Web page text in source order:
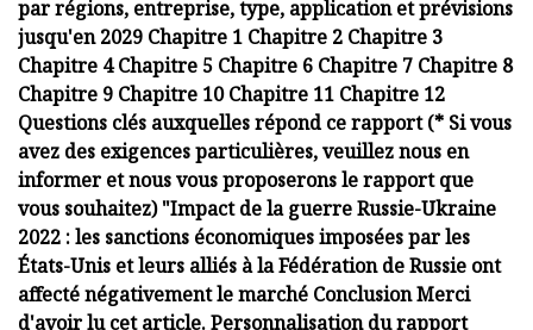
par régions, entreprise, type, application et prévisions
jusqu'en 2029 Chapitre 1 Chapitre 2 Chapitre 3
Chapitre 4 Chapitre 5 Chapitre 6 Chapitre 7 Chapitre 8
Chapitre 9 Chapitre 10 Chapitre 11 Chapitre 12
Questions clés auxquelles répond ce rapport (* Si vous
avez des exigences particulières, veuillez nous en
informer et nous vous proposerons le rapport que
vous souhaitez) "Impact de la guerre Russie-Ukraine
2022 : les sanctions économiques imposées par les
États-Unis et leurs alliés à la Fédération de Russie ont
affecté négativement le marché Conclusion Merci
d'avoir lu cet article. Personnalisation du rapport